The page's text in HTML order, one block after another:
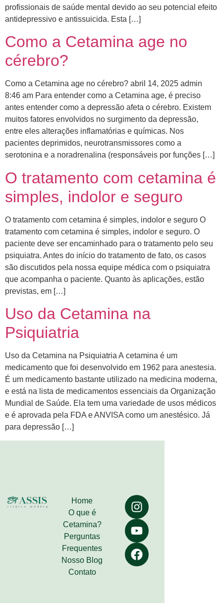
profissionais de saúde mental devido ao seu potencial efeito
antidepressivo e antissuicida. Esta […]
Como a Cetamina age no
cérebro?
Como a Cetamina age no cérebro? abril 14, 2025 admin
8:46 am Para entender como a Cetamina age, é preciso
antes entender como a depressão afeta o cérebro. ​Existem
muitos fatores envolvidos no surgimento da depressão,
entre eles alterações inflamatórias e químicas. Nos
pacientes deprimidos, neurotransmissores como a
serotonina e a noradrenalina (responsáveis por funções […]
O tratamento com cetamina é
simples, indolor e seguro
O tratamento com cetamina é simples, indolor e seguro O
tratamento com cetamina é simples, indolor e seguro. O
paciente deve ser encaminhado para o tratamento pelo seu
psiquiatra. Antes do início do tratamento de fato, os casos
são discutidos pela nossa equipe médica com o psiquiatra
que acompanha o paciente. ​Quanto às aplicações, estão
previstas, em […]
Uso da Cetamina na
Psiquiatria
Uso da Cetamina na Psiquiatria A cetamina é um
medicamento que foi desenvolvido em 1962 para anestesia.
É um medicamento bastante utilizado na medicina moderna,
e está na lista de medicamentos essenciais da Organização
Mundial de Saúde. Ela tem uma variedade de usos médicos
e é aprovada pela FDA e ANVISA como um anestésico. Já
para depressão […]
Home
O que é
Cetamina?
Perguntas
Frequentes
Nosso Blog
Contato